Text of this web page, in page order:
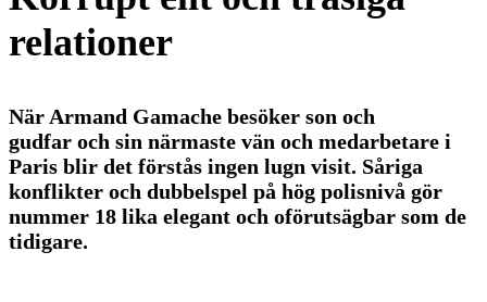
relationer
När Armand Gamache besöker son och
gudfar och sin närmaste vän och medarbetare i
Paris blir det förstås ingen lugn visit. Såriga
konflikter och dubbelspel på hög polisnivå gör
nummer 18 lika elegant och oförutsägbar som de
tidigare.